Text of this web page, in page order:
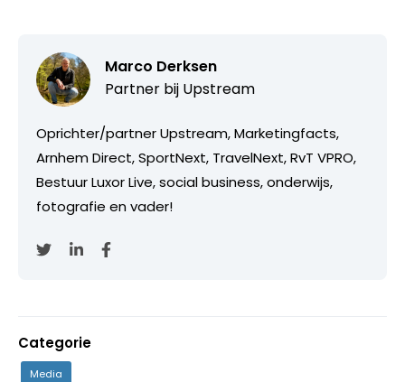
Marco Derksen
Partner bij Upstream
Oprichter/partner Upstream, Marketingfacts,
Arnhem Direct, SportNext, TravelNext, RvT VPRO,
Bestuur Luxor Live, social business, onderwijs,
fotografie en vader!
Categorie
Media